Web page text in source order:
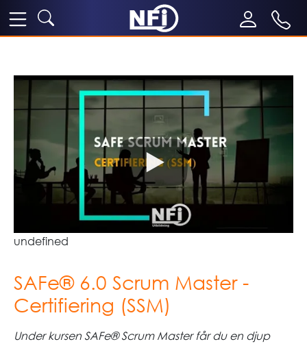
undefined
SAFe® 6.0 Scrum Master -
Certifiering (SSM)
Under kursen SAFe® Scrum Master får du en djup